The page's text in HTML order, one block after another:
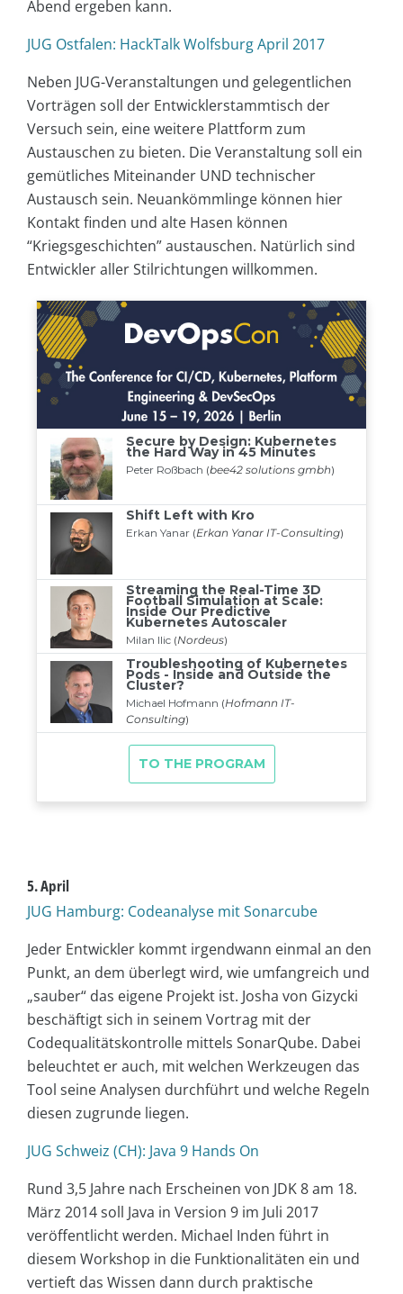
Abend ergeben kann.
JUG Ostfalen: HackTalk Wolfsburg April 2017
Neben JUG-Veranstaltungen und gelegentlichen
Vorträgen soll der Entwicklerstammtisch der
Versuch sein, eine weitere Plattform zum
Austauschen zu bieten. Die Veranstaltung soll ein
gemütliches Miteinander UND technischer
Austausch sein. Neuankömmlinge können hier
Kontakt finden und alte Hasen können
“Kriegsgeschichten” austauschen. Natürlich sind
Entwickler aller Stilrichtungen willkommen.
5. April
JUG Hamburg: Codeanalyse mit Sonarcube
Jeder Entwickler kommt irgendwann einmal an den
Punkt, an dem überlegt wird, wie umfangreich und
„sauber“ das eigene Projekt ist. Josha von Gizycki
beschäftigt sich in seinem Vortrag mit der
Codequalitätskontrolle mittels SonarQube. Dabei
beleuchtet er auch, mit welchen Werkzeugen das
Tool seine Analysen durchführt und welche Regeln
diesen zugrunde liegen.
JUG Schweiz (CH): Java 9 Hands On
Rund 3,5 Jahre nach Erscheinen von JDK 8 am 18.
März 2014 soll Java in Version 9 im Juli 2017
veröffentlicht werden. Michael Inden führt in
diesem Workshop in die Funktionalitäten ein und
vertieft das Wissen dann durch praktische